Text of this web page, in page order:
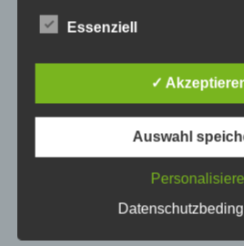
Aktion 2022 Kraniche
Logos
Mittels dieser
und Zweck der von uns
verarbeiteten
informieren. Ferner werden
mittels dieser
zustehenden Rechte aufgeklärt.
zahlreiche technische und
Maßnahmen umgesetzt, um
lückenlosen Schutz der über
verarbeiteten
Essenziell
✓
Auswahl